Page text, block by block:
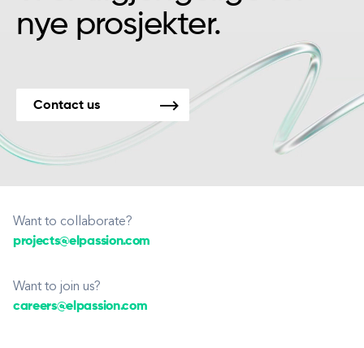
nye prosjekter.
Contact us
Want to collaborate?
projects@elpassion.com
Want to join us?
careers@elpassion.com